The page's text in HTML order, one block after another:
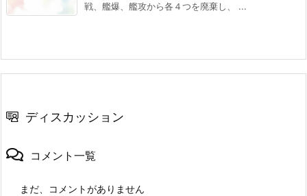
戦、艦爆、艦攻から各４つを廃棄し、 ...
ディスカッション
コメント一覧
まだ、コメントがありません